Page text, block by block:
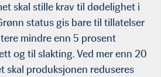
skal stille krav til dødelighet i
status gis bare til tillatelser
mindre enn 5 prosent
og til slakting. Ved mer enn 20
skal produksjonen reduseres